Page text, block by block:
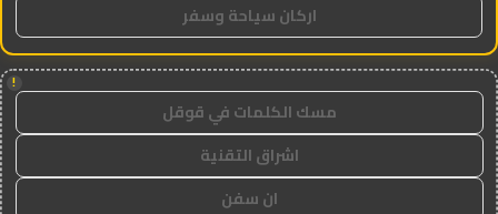
اركان سياحة وسفر
!
مسك الكلمات في قوقل
اشراق التقنية
ان سفن